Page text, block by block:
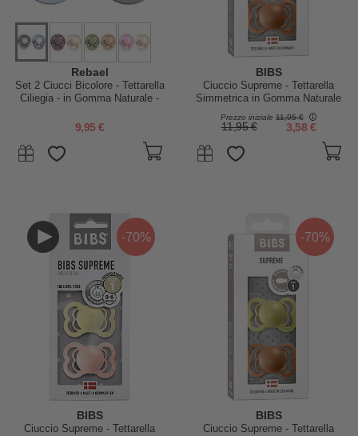
Rebael
Set 2 Ciucci Bicolore - Tettarella
Ciliegia - in Gomma Naturale -
Danimarca - Senza PBA, PVC e
9,95 €
BIBS
Ciuccio Supreme - Tettarella
Simmetrica in Gomma Naturale
- Meadow e Earth - Senza PBA,
PVC e Flatati
Prezzo iniziale11,95 €
11,95 € 3,58 €
-70%
BIBS
Ciuccio Supreme - Tettarella
-70%
BIBS
Ciuccio Supreme - Tettarella